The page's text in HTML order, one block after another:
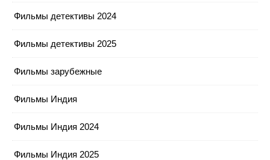
Фильмы детективы 2024
Фильмы детективы 2025
Фильмы зарубежные
Фильмы Индия
Фильмы Индия 2024
Фильмы Индия 2025